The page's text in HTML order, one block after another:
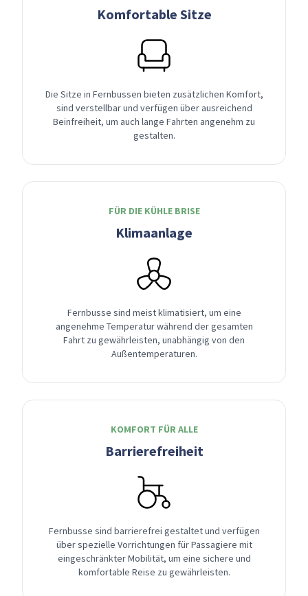
Komfortable Sitze
Die Sitze in Fernbussen bieten zusätzlichen Komfort,
sind verstellbar und verfügen über ausreichend
Beinfreiheit, um auch lange Fahrten angenehm zu
gestalten.
FÜR DIE KÜHLE BRISE
Klimaanlage
Fernbusse sind meist klimatisiert, um eine
angenehme Temperatur während der gesamten
Fahrt zu gewährleisten, unabhängig von den
Außentemperaturen.
KOMFORT FÜR ALLE
Barrierefreiheit
Fernbusse sind barrierefrei gestaltet und verfügen
über spezielle Vorrichtungen für Passagiere mit
eingeschränkter Mobilität, um eine sichere und
komfortable Reise zu gewährleisten.